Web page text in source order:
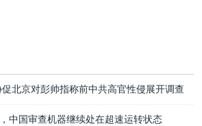
北京对彭帅指称前中共高官性侵展开调查
中国审查机器继续处在超速运转状态